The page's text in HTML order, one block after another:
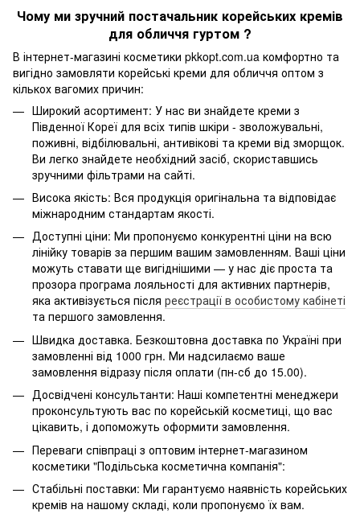
Чому ми зручний постачальник корейських кремів
для обличчя гуртом ?
В інтернет-магазині косметики pkkopt.com.ua комфортно та
вигідно замовляти корейські креми для обличчя оптом з
кількох вагомих причин:
Широкий асортимент: У нас ви знайдете креми з
Південної Кореї для всіх типів шкіри - зволожувальні,
поживні, відбілювальні, антивікові та креми від зморщок.
Ви легко знайдете необхідний засіб, скориставшись
зручними фільтрами на сайті.
Висока якість: Вся продукція оригінальна та відповідає
міжнародним стандартам якості.
Доступні ціни: Ми пропонуємо конкурентні ціни на всю
лінійку товарів за першим вашим замовленням. Ваші ціни
можуть ставати ще вигіднішими — у нас діє проста та
прозора програма лояльності для активних партнерів,
яка активізується після реєстрації в особистому кабінеті
та першого замовлення.
Швидка доставка. Безкоштовна доставка по Україні при
замовленні від 1000 грн. Ми надсилаємо ваше
замовлення відразу після оплати (пн-сб до 15.00).
Досвідчені консультанти: Наші компетентні менеджери
проконсультують вас по корейській косметиці, що вас
цікавить, і допоможуть оформити замовлення.
Переваги співпраці з оптовим інтернет-магазином
косметики "Подільська косметична компанія":
Стабільні поставки: Ми гарантуємо наявність корейських
кремів на нашому складі, коли пропонуємо їх вам.